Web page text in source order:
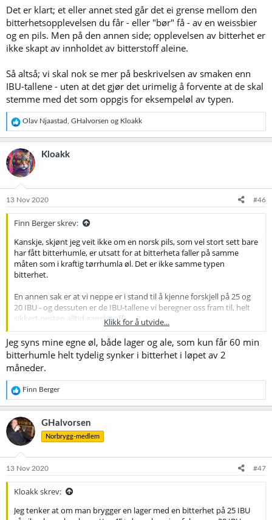
Det er klart; et eller annet sted går det ei grense mellom den
bitterhetsopplevelsen du får - eller "bør" få - av en weissbier
og en pils. Men på den annen side; opplevelsen av bitterhet er
ikke skapt av innholdet av bitterstoff aleine.
Så altså; vi skal nok se mer på beskrivelsen av smaken enn
IBU-tallene - uten at det gjør det urimelig å forvente at de skal
stemme med det som oppgis for eksempeløl av typen.
R
e
a
k
s
j
o
e
Olav Njaastad GHalvorsen og Kloakk
Kloakk
13 Nov 2020 #46
Finn Berger skrev:
Kanskje, skjønt jeg veit ikke om en norsk pils, som vel stort sett bare
har fått bitterhumle, er utsatt for at bitterheta faller på samme
måten som i kraftig tørrhumla øl. Det er ikke samme typen
bitterhet.
En annen sak er at vi neppe er i stand til å kjenne forskjell på 25 og
20 IBU - og dessuten er de IBU-tallene vi beregner oss fram til, helt
sikkert nesten alltid ganske off.
Det er klart; et eller annet sted går det ei grense mellom den
bitterhetsopplevelsen du får - eller "bør" få - av en weissbier og en
pils. Men på den annen side; opplevelsen av bitterhet er ikke skapt
av innholdet av bitterstoff aleine.
Så altså; vi skal nok se mer på beskrivelsen av smaken enn IBU-
tallene - uten at det gjør det urimelig å forvente at de skal stemme
med det som oppgis for eksempeløl av typen.
Klikk for å utvide...
Jeg syns mine egne øl, både lager og ale, som kun får 60 min
bitterhumle helt tydelig synker i bitterhet i løpet av 2
måneder.
R
e
a
k
s
o
e
Finn Berger
GHalvorsen
Norbrygg-medlem
13 Nov 2020 #47
Kloakk skrev:
Jeg tenker at om man brygger en lager med en bitterhet på 25 IBU